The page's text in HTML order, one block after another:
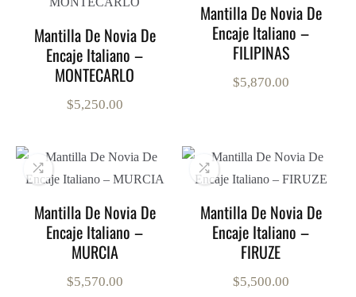
Mantilla De Novia De
Encaje Italiano –
MONTECARLO
$5,250.00
Mantilla De Novia De
Encaje Italiano –
FILIPINAS
$5,870.00
Mantilla De Novia De
Encaje Italiano –
MURCIA
$5,570.00
Mantilla De Novia De
Encaje Italiano –
FIRUZE
$5,500.00